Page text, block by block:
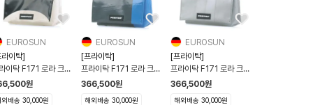
EUROSUN
이탁]
이탁 F171 로라 크로
디 숄더백 시리즈 화이
원
외배송 30,000원
EUROSUN
[프라이탁]
프라이탁 F171 로라 크로
스바디 숄더백 시리즈 그레
366,500원
해외배송 30,000원
EUROSUN
[프라이탁]
프라이탁 F171 로라 크로
스바디 숄더백 시리즈 실버
366,500원
해외배송 30,000원